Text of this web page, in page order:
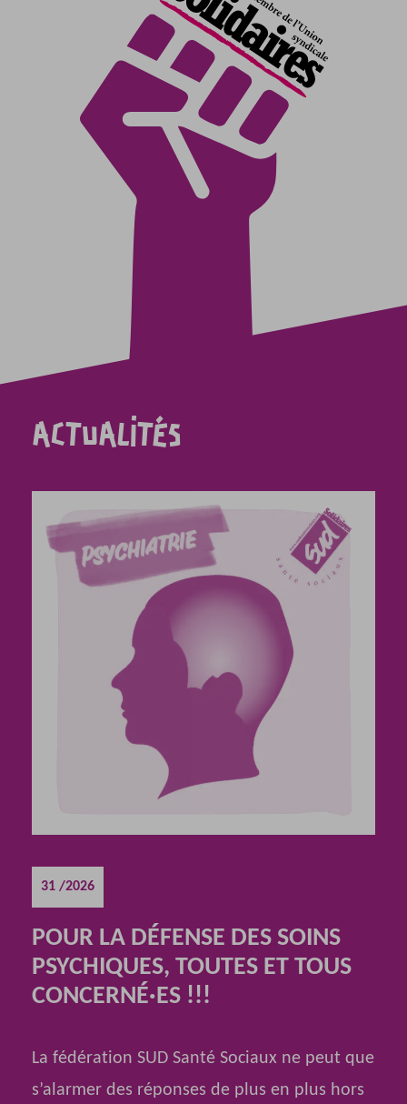
ACTUALITÉS
31 /2026
POUR LA DÉFENSE DES SOINS
PSYCHIQUES, TOUTES ET TOUS
CONCERNÉ·ES !!!
La fédération SUD Santé Sociaux ne peut que
s’alarmer des réponses de plus en plus hors